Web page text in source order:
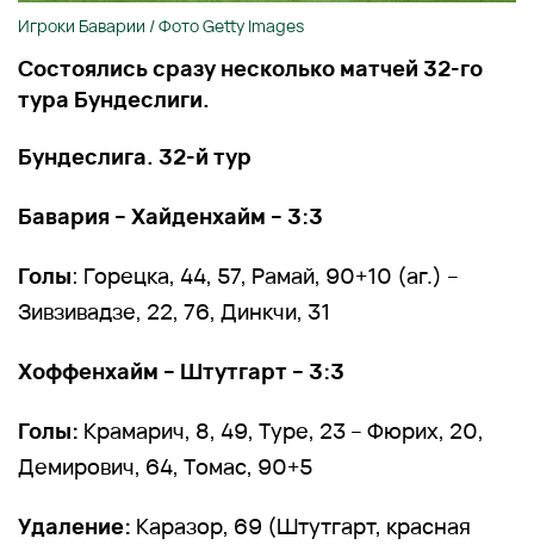
Игроки Баварии / Фото Getty Images
Состоялись сразу несколько матчей 32-го
тура Бундеслиги.
Бундеслига. 32-й тур
Бавария – Хайденхайм – 3:3
Голы: Горецка, 44, 57, Рамай, 90+10 (аг.) –
Зивзивадзе, 22, 76, Динкчи, 31
Хоффенхайм – Штутгарт – 3:3
Голы: Крамарич, 8, 49, Туре, 23 – Фюрих, 20,
Демирович, 64, Томас, 90+5
Удаление: Каразор, 69 (Штутгарт, красная